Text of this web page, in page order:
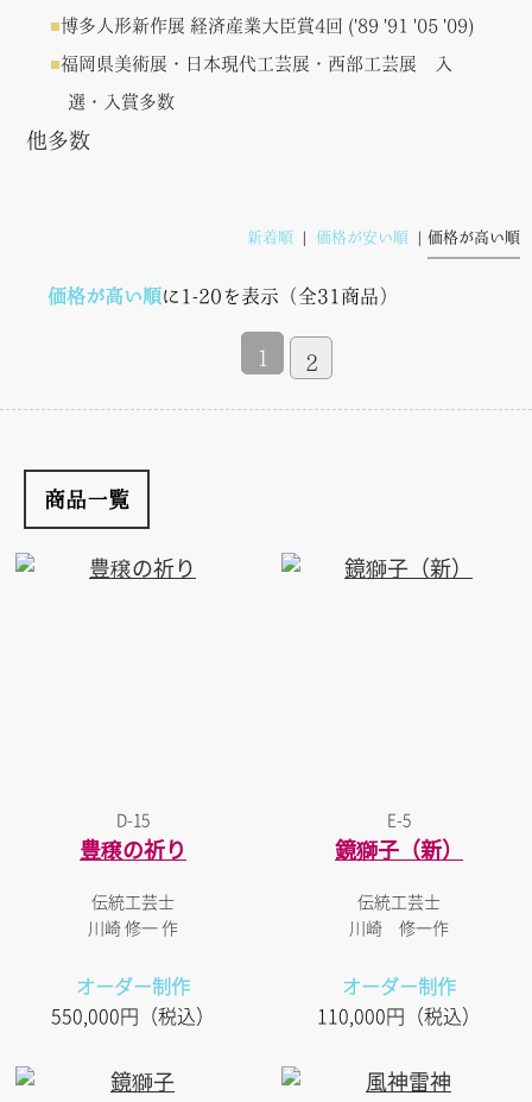
博多人形新作展 経済産業大臣賞4回 ('89 '91 '05 '09)
福岡県美術展・日本現代工芸展・西部工芸展 入
選・入賞多数
他多数
新着順 価格が安い順 価格が高い順
価格が高い順に1-20を表示（全31商品）
1 2
商品一覧
D-15
豊穣の祈り
伝統工芸士
川崎 修一 作
オーダー制作
550,000円（税込）
E-5
鏡獅子（新）
伝統工芸士
川崎 修一作
オーダー制作
110,000円（税込）